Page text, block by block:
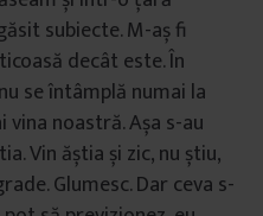
subiecte. M-aș fi
decât este. În
se întâmplă numai la
vina noastră. Așa s-au
Vin ăștia și zic, nu știu,
Glumesc. Dar ceva s-